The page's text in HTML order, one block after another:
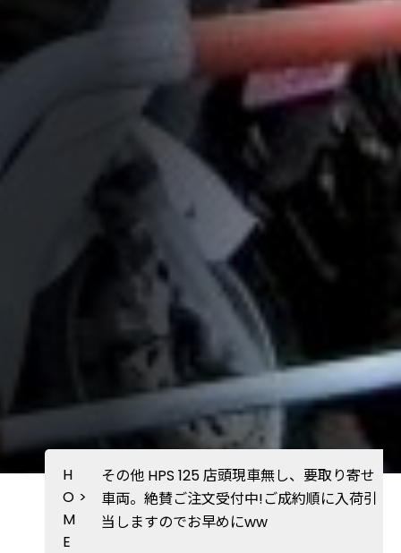
H
O
M
E
>
その他 HPS 125 店頭現車無し、要取り寄せ
車両。絶賛ご注文受付中!ご成約順に入荷引
当しますのでお早めにww